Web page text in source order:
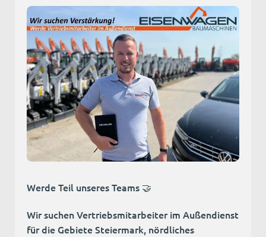
Werde Teil unseres Teams 🤝
Wir suchen Vertriebsmitarbeiter im Außendienst
für die Gebiete Steiermark, nördliches